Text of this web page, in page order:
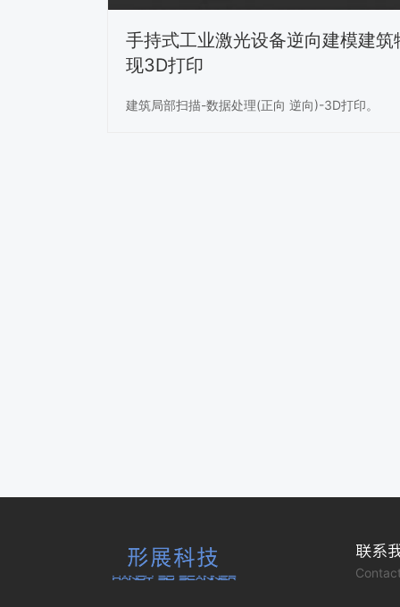
手持式工业激光设备逆向建模建筑
现3D打印
建筑局部扫描-数据处理(正向 逆向)-3D打印。
联系